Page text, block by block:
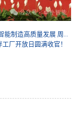
卓朴快讯｜周济院士亲临卓朴智能 寄语智能制造高质量发展 周济院士亲临卓朴智能 寄语智能制造高质量发展
厂开放日圆满收官！